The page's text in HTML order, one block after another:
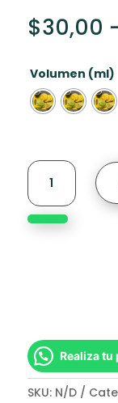
$30,00
Volumen (ml)
Citrus
cantidad
Realiza tu
SKU: N/D